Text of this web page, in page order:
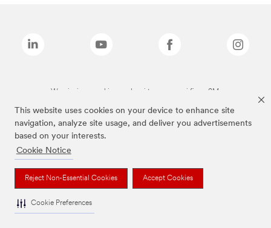
This website uses cookies on your device to enhance site
navigation, analyze site usage, and deliver you advertisements
based on your interests.
Cookie Notice
Reject Non-Essential Cookies Accept Cookies
Cookie Preferences
Wymienione marki są znakami towarowymi firmy 3M.